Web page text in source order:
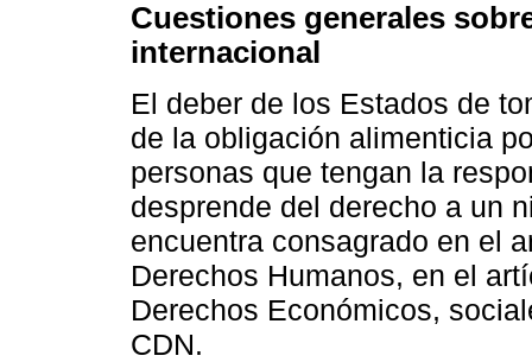
Cuestiones generales
internacional
El deber de los Estados de
de la obligación alimenticia
personas que tengan la
desprende del derecho a un
encuentra consagrado en el
Derechos Humanos, en el
Derechos Económicos,
CDN.